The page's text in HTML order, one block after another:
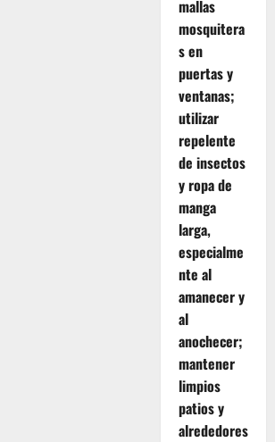
mallas
mosquitera
s en
puertas y
ventanas;
utilizar
repelente
de insectos
y ropa de
manga
larga,
especialme
nte al
amanecer y
al
anochecer;
mantener
limpios
patios y
alrededores